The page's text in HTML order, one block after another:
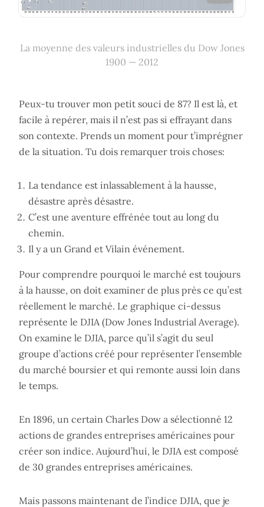
La moyenne des valeurs industrielles du Dow Jones
1900 — 2012
Peux-tu trouver mon petit souci de 87? Il est là, et
facile à repérer, mais il n’est pas si effrayant dans
son contexte. Prends un moment pour t’imprégner
de la situation. Tu dois remarquer trois choses:
La tendance est inlassablement à la hausse,
désastre après désastre.
C’est une aventure effrénée tout au long du
chemin.
Il y a un Grand et Vilain événement.
Pour comprendre pourquoi le marché est toujours
à la hausse, on doit examiner de plus près ce qu’est
réellement le marché. Le graphique ci-dessus
représente le DJIA (Dow Jones Industrial Average).
On examine le DJIA, parce qu’il s’agit du seul
groupe d’actions créé pour représenter l’ensemble
du marché boursier et qui remonte aussi loin dans
le temps.
En 1896, un certain Charles Dow a sélectionné 12
actions de grandes entreprises américaines pour
créer son indice. Aujourd’hui, le DJIA est composé
de 30 grandes entreprises américaines.
Mais passons maintenant de l’indice DJIA, que je